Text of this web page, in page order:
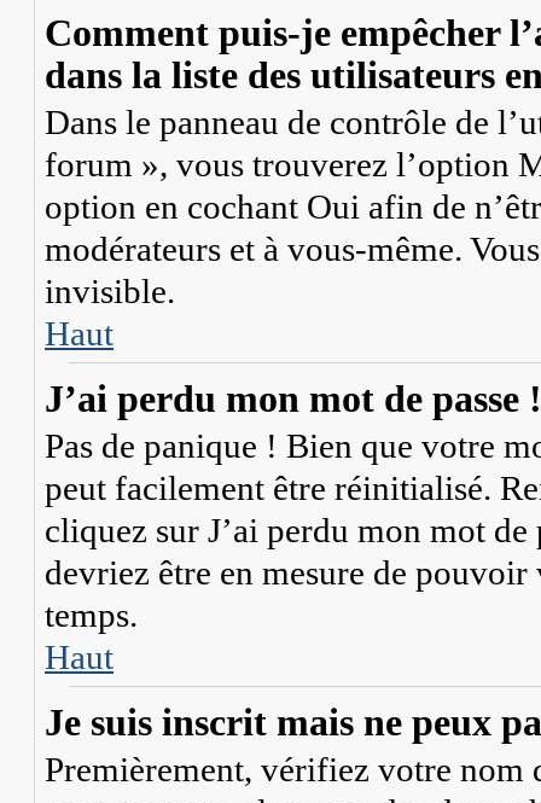
Comment puis-je empêcher
dans la liste des utilisateurs
Dans le panneau de contrôle de
forum », vous trouverez l’option
option en cochant Oui afin de
modérateurs et à vous-même.
invisible.
Haut
J’ai perdu mon mot de passe !
Pas de panique ! Bien que votre
peut facilement être réinitialisé.
cliquez sur J’ai perdu mon mot de
devriez être en mesure de
temps.
Haut
Je suis inscrit mais ne peux
Premièrement, vérifiez votre nom